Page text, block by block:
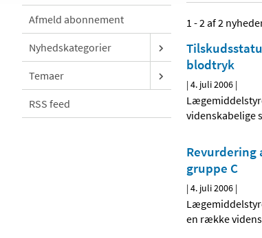
Afmeld abonnement
Nyhedskategorier
Temaer
RSS feed
1 - 2 af 2
blodtryk
|4. juli 2006 |
videnskabelige
Revurdering
gruppe C
|4. juli 2006 |
en række